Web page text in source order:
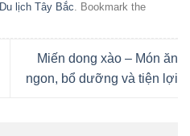
Du lịch Tây Bắc. Bookmark the
Miến dong xào – Món ăn
ngon, bổ dưỡng và tiện lợi